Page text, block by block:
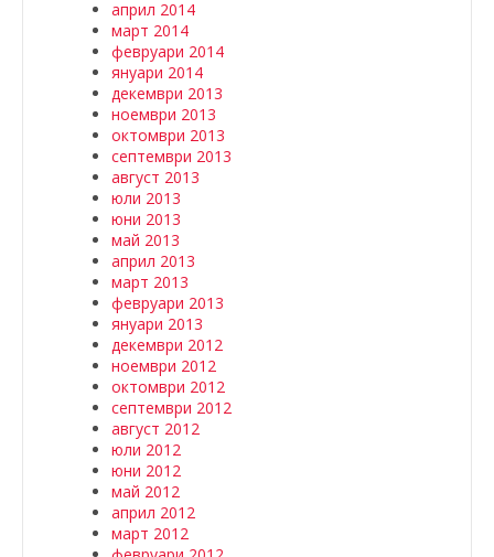
април 2014
март 2014
февруари 2014
януари 2014
декември 2013
ноември 2013
октомври 2013
септември 2013
август 2013
юли 2013
юни 2013
май 2013
април 2013
март 2013
февруари 2013
януари 2013
декември 2012
ноември 2012
октомври 2012
септември 2012
август 2012
юли 2012
юни 2012
май 2012
април 2012
март 2012